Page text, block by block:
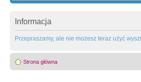
Informacja
Przepraszamy, ale nie możesz teraz użyć
Strona główna